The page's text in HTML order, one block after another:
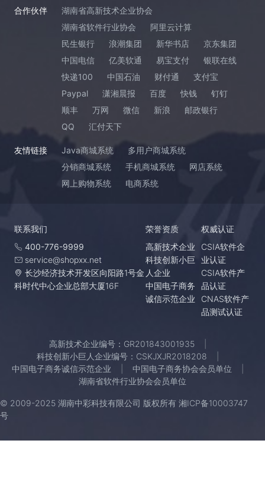
合作伙伴
湖南省高新技术企业协会
湖南省软件行业协会
阿里云计算
民生银行
浪潮集团 新华书店
京东集团
中国电信
亿美软通 易宝支付
银联在线
快递100
中国石油 财付通
支付宝
Paypal
潇湘晨报 百度 快钱
钉钉
顺丰
万网 微信 新浪
邮政银行
QQ
汇付天下
友情链接 Java商城系统
多用户商城系统
分销商城系统
手机商城系统
网店系统
网上购物系统
电商系统
联系我们
400-776-9999
service@shopxx.net
长沙经济技术开发区向阳路1号金
科时代中心企业总部大厦16F
荣誉资质
高新技术企业
科技创新小巨
人企业
中国电子商务
诚信示范企业
权威认证
CSIA软件企
业认证
CSIA软件产
品认证
CNAS软件产
品测试认证
高新技术企业编号：GR201843001935
科技创新小巨人企业编号：CSKJXJR2018208
中国电子商务诚信示范企业
中国电子商务协会会员单位
湖南省软件行业协会会员单位
© 2009-2025 湖南中彩科技有限公司 版权所有 湘ICP备10003747
号